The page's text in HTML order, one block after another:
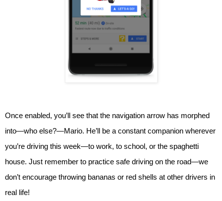
Once enabled, you’ll see that the navigation arrow has morphed
into—who else?—Mario. He’ll be a constant companion wherever
you’re driving this week—to work, to school, or the spaghetti
house. Just remember to practice safe driving on the road—we
don’t encourage throwing bananas or red shells at other drivers in
real life!